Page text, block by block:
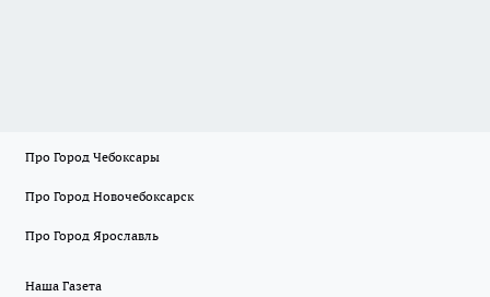
Про Город Чебоксары
Про Город Новочебоксарск
Про Город Ярославль
Наша Газета